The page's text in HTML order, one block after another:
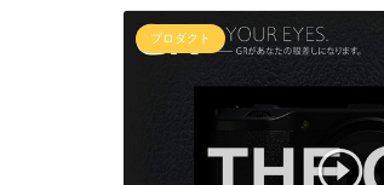
プロダクト